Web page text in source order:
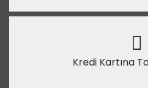
Kredi Kartına